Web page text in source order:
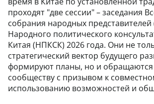
проходят "две сессии" – заседания
собрания народных
Народного политического
Китая (НПКСК) 2026 года. Они не
стратегический вектор будущего
формируют планы, но и
сообществу с призывом к
использованию возможностей и